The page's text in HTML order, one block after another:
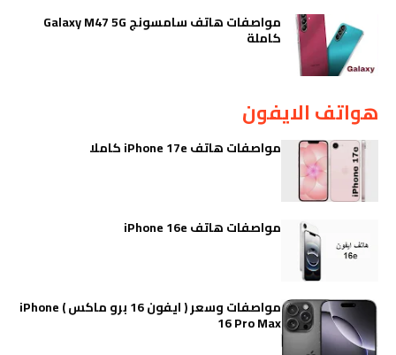
مواصفات هاتف سامسونج Galaxy M47 5G
كاملة
هواتف الايفون
مواصفات هاتف iPhone 17e كاملا
مواصفات هاتف iPhone 16e
مواصفات وسعر ( ايفون 16 برو ماكس ) iPhone
16 Pro Max